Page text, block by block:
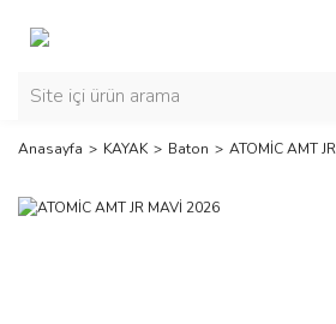
Anasayfa KAYAK Baton ATOMİC AMT